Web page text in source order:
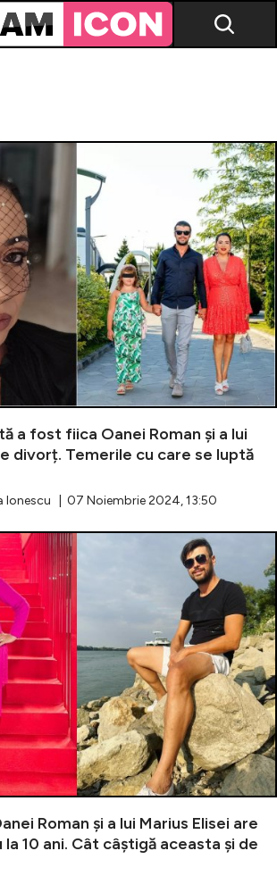
news
TV
în cont
cont
a fost fiica Oanei Roman și a lui
divorț. Temerile cu care se luptă
Ionescu | 07 Noiembrie 2024, 13:50
Roman și a lui Marius Elisei are
10 ani. Cât câștigă aceasta și de